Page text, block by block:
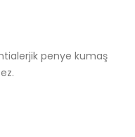
penye kumaş